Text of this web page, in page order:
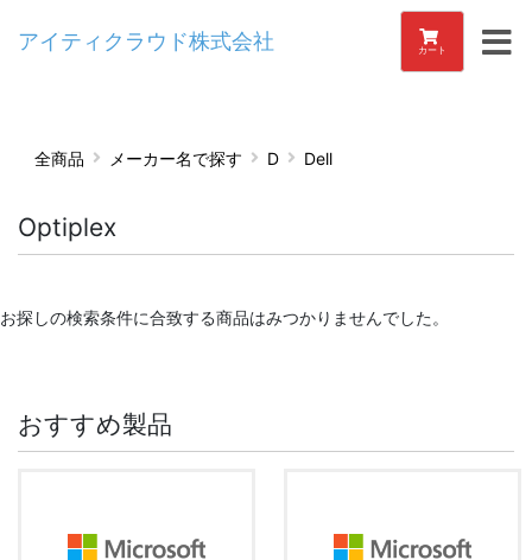
アイティクラウド株式会社 カート
全商品 メーカー名で探す D Dell
Optiplex
お探しの検索条件に合致する商品はみつかりませんでした。
おすすめ製品